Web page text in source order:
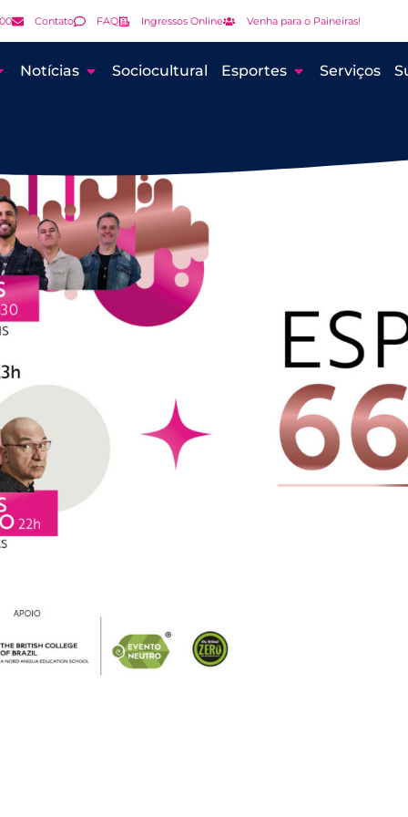
Contato FAQ Ingressos Online Venha para o Paineiras!
Notícias Sociocultural Esportes Serviços